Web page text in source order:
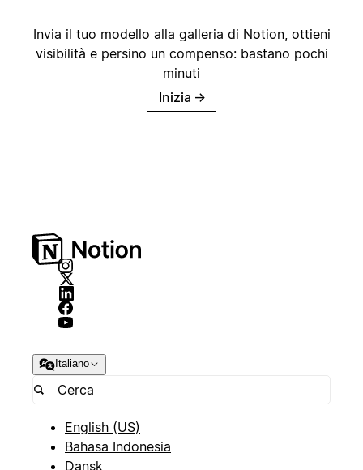
Invia il tuo modello alla galleria di Notion, ottieni
visibilità e persino un compenso: bastano pochi
minuti
Inizia →
Italiano
English (US)
Bahasa Indonesia
Dansk